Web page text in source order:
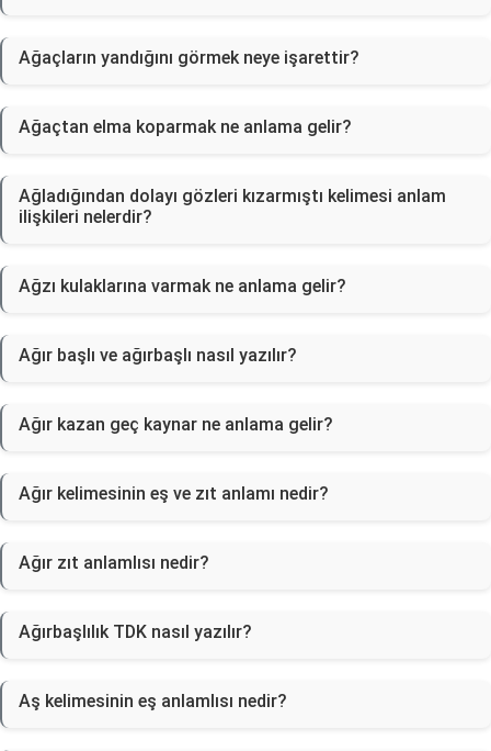
Ağaçların yandığını görmek neye işarettir?
Ağaçtan elma koparmak ne anlama gelir?
Ağladığından dolayı gözleri kızarmıştı kelimesi anlam
ilişkileri nelerdir?
Ağzı kulaklarına varmak ne anlama gelir?
Ağır başlı ve ağırbaşlı nasıl yazılır?
Ağır kazan geç kaynar ne anlama gelir?
Ağır kelimesinin eş ve zıt anlamı nedir?
Ağır zıt anlamlısı nedir?
Ağırbaşlılık TDK nasıl yazılır?
Aş kelimesinin eş anlamlısı nedir?